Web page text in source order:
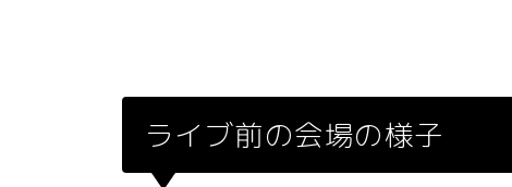
ライブ前の会場の様子